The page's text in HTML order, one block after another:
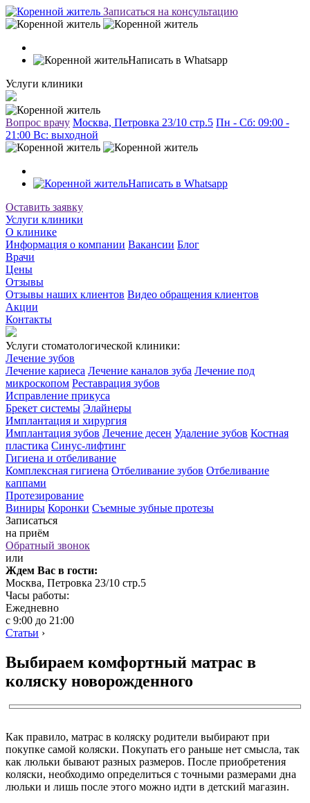
Записаться на консультацию
Написать в Whatsapp
Услуги клиники
Вопрос врачу Москва, Петровка 23/10 стр.5 Пн - Сб: 09:00 -
21:00 Вc: выходной
Написать в Whatsapp
Оставить заявку
Услуги клиники
О клинике
Информация о компании Вакансии Блог
Врачи
Цены
Отзывы
Отзывы наших клиентов Видео обращения клиентов
Акции
Контакты
Услуги стоматологической клиники:
Лечение зубов
Лечение кариеса Лечение каналов зуба Лечение под
микроскопом Реставрация зубов
Исправление прикуса
Брекет системы Элайнеры
Имплантация и хирургия
Имплантация зубов Лечение десен Удаление зубов Костная
пластика Синус-лифтинг
Гигиена и отбеливание
Комплексная гигиена Отбеливание зубов Отбеливание
каппами
Протезирование
Виниры Коронки Съемные зубные протезы
Записаться
на приём
Обратный звонок
или
Ждем Вас в гости:
Москва, Петровка 23/10 стр.5
Часы работы:
Ежедневно
с 9:00 до 21:00
Статьи ›
Выбираем комфортный матрас в
коляску новорожденного
Как правило, матрас в коляску родители выбирают при
покупке самой коляски. Покупать его раньше нет смысла, так
как люльки бывают разных размеров. После приобретения
коляски, необходимо определиться с точными размерами дна
люльки и лишь после этого можно идти в детский магазин.